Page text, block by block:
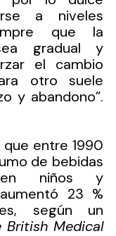
a niveles
que la
gradual y
el cambio
otro suele
y abandono”.
entre 1990
de bebidas
en niños y
23 %
según un
British Medical